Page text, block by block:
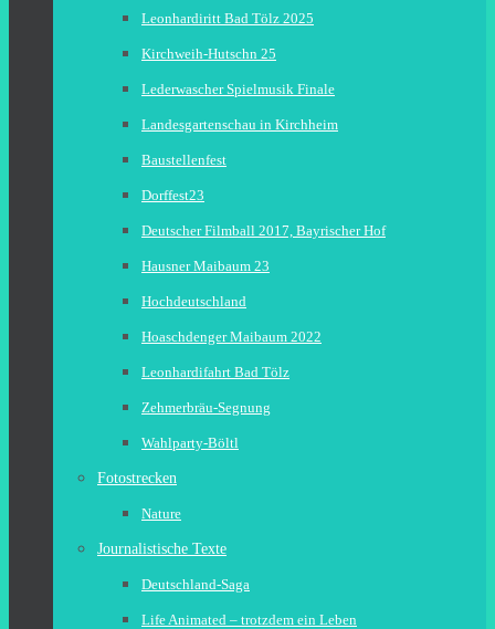
Leonhardiritt Bad Tölz 2025
Kirchweih-Hutschn 25
Lederwascher Spielmusik Finale
Landesgartenschau in Kirchheim
Baustellenfest
Dorffest23
Deutscher Filmball 2017, Bayrischer Hof
Hausner Maibaum 23
Hochdeutschland
Hoaschdenger Maibaum 2022
Leonhardifahrt Bad Tölz
Zehmerbräu-Segnung
Wahlparty-Böltl
Fotostrecken
Nature
Journalistische Texte
Deutschland-Saga
Life Animated – trotzdem ein Leben